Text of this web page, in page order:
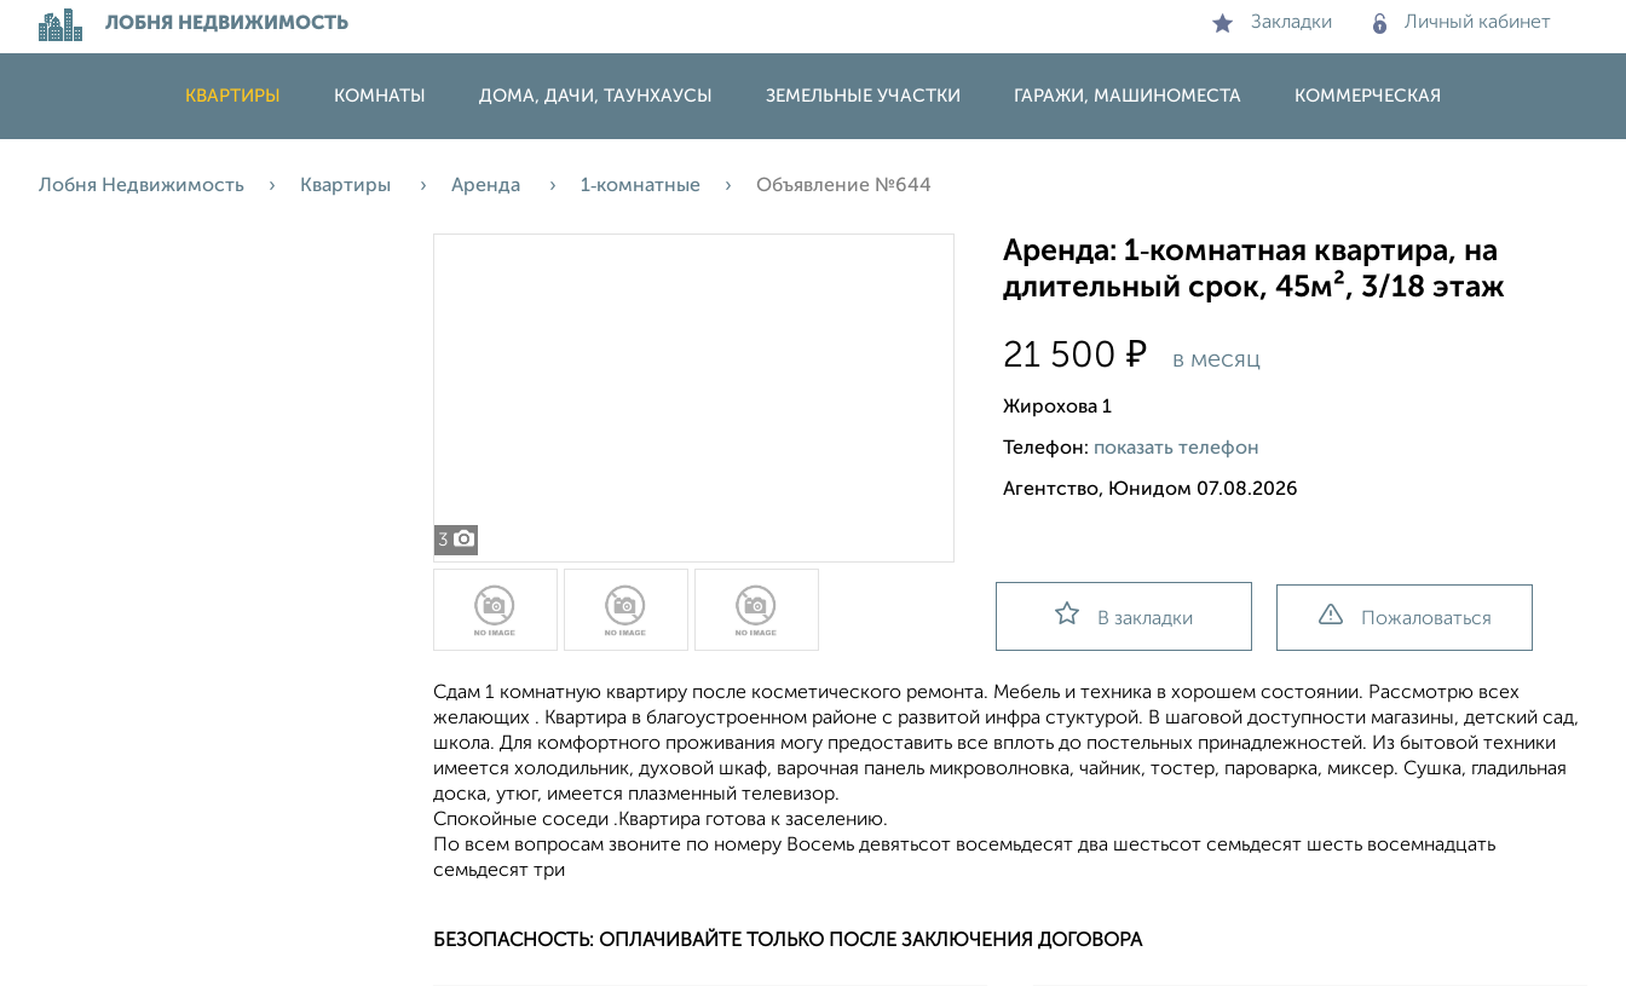
ЛОБНЯ НЕДВИЖИМОСТЬ Закладки Личный кабинет
КВАРТИРЫ КОМНАТЫ ДОМА, ДАЧИ, ТАУНХАУСЫ ЗЕМЕЛЬНЫЕ УЧАСТКИ ГАРАЖИ, МАШИНОМЕСТА КОММЕРЧЕСКАЯ
Лобня Недвижимость Квартиры Аренда 1‑комнатные Объявление №644
3
Аренда: 1‑комнатная квартира, на
длительный срок, 45м², 3/18 этаж
21 500₽ в месяц
Жирохова 1
Телефон: показать телефон
Агентство, Юнидом 07.08.2026
В закладки Пожаловаться
Сдам 1 комнатную квартиру после косметического ремонта. Мебель и техника в хорошем состоянии. Рассмотрю всех
желающих . Квартира в благоустроенном районе с развитой инфра стуктурой. В шаговой доступности магазины, детский сад,
школа. Для комфортного проживания могу предоставить все вплоть до постельных принадлежностей. Из бытовой техники
имеется холодильник, духовой шкаф, варочная панель микроволновка, чайник, тостер, пароварка, миксер. Сушка, гладильная
доска, утюг, имеется плазменный телевизор.
Спокойные соседи .Квартира готова к заселению.
По всем вопросам звоните по номеру Восемь девятьсот восемьдесят два шестьсот семьдесят шесть восемнадцать
семьдесят три
БЕЗОПАСНОСТЬ: ОПЛАЧИВАЙТЕ ТОЛЬКО ПОСЛЕ ЗАКЛЮЧЕНИЯ ДОГОВОРА